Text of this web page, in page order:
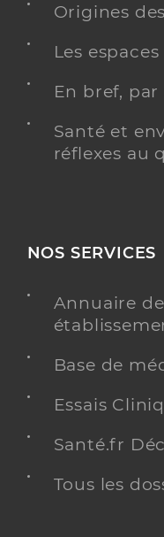
Origines
Les
En bref,
Santé et
réflexes au
NOS SERVICES
Annuaire
Base de
Essais
Santé.fr
Tous les